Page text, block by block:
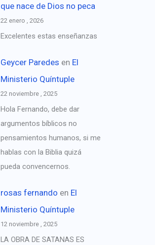
que nace de Dios no peca
22 enero , 2026
Excelentes estas enseñanzas
Geycer Paredes en El
Ministerio Quíntuple
22 noviembre , 2025
Hola Fernando, debe dar
argumentos bíblicos no
pensamientos humanos, si me
hablas con la Biblia quizá
pueda convencernos.
rosas fernando en El
Ministerio Quíntuple
12 noviembre , 2025
LA OBRA DE SATANAS ES